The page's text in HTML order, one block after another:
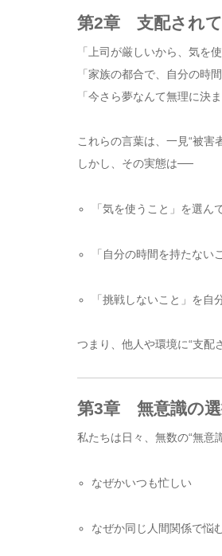
第2章 支配されて
「上司が厳しいから、気を
「家族の都合で、自分の時間
「今さら夢なんて無理に決
これらの言葉は、一見“被害
しかし、その実態は──
「気を使うこと」を選ん
「自分の時間を持たない
「挑戦しないこと」を自
つまり、他人や環境に“支配
第3章 無意識の選
私たちは日々、無数の“無意
なぜかいつも忙しい
なぜか同じ人間関係で悩